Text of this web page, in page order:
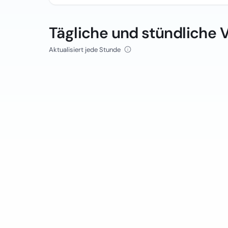
Tägliche und stündliche
Aktualisiert jede Stunde